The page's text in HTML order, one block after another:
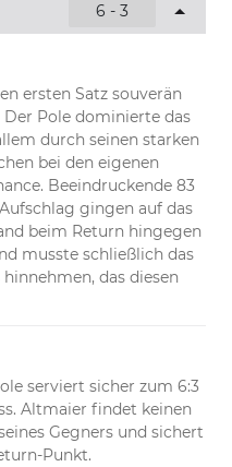
6 - 3
ersten Satz souverän
Pole dominierte das
durch seinen starken
bei den eigenen
Beeindruckende 83
gingen auf das
beim Return hingegen
musste schließlich das
das diesen
serviert sicher zum 6:3
Altmaier findet keinen
Gegners und sichert
Punkt.